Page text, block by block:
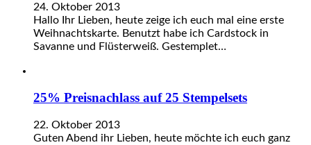
24. Oktober 2013
Hallo Ihr Lieben, heute zeige ich euch mal eine erste
Weihnachtskarte. Benutzt habe ich Cardstock in
Savanne und Flüsterweiß. Gestemplet…
25% Preisnachlass auf 25 Stempelsets
22. Oktober 2013
Guten Abend ihr Lieben, heute möchte ich euch ganz